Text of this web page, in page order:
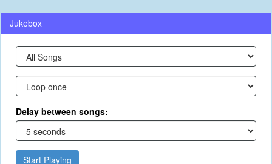
Jukebox
Delay between songs:
Start Playing